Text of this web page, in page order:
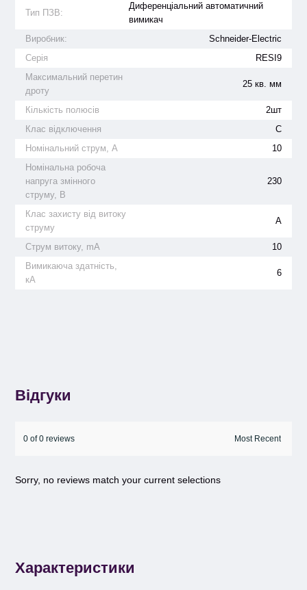
Тип ПЗВ:
Диференціальний автоматичний
вимикач
Виробник:
Schneider-Electric
Серія
RESI9
Максимальний перетин
дроту
25 кв. мм
Кількість полюсів
2шт
Клас відключення
С
Номінальний струм, А
10
Номінальна робоча
напруга змінного
струму, В
230
Клас захисту від витоку
струму
А
Струм витоку, mA
10
Вимикаюча здатність,
кА
6
Відгуки
0 of 0 reviews
Sorry, no reviews match your current selections
Характеристики